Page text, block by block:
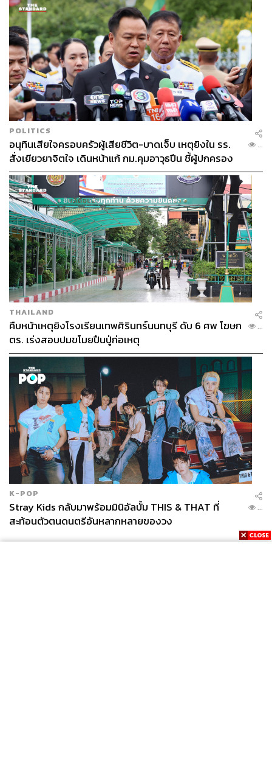
POLITICS
อนุทินเสียใจครอบครัวผู้เสียชีวิต-บาดเจ็บ เหตุยิงใน รร.
สั่งเยียวยาจิตใจ เดินหน้าแก้ กม.คุมอาวุธปืน ชี้ผู้ปกครอง
ต้องร่วมรับผิดชอบ
...
THAILAND
คืบหน้าเหตุยิงโรงเรียนเทพศิรินทร์นนทบุรี ดับ 6 ศพ โฆษก
ตร. เร่งสอบปมขโมยปืนปู่ก่อเหตุ
...
K-POP
Stray Kids กลับมาพร้อมมินิอัลบั้ม THIS & THAT ที่
สะท้อนตัวตนดนตรีอันหลากหลายของวง
...